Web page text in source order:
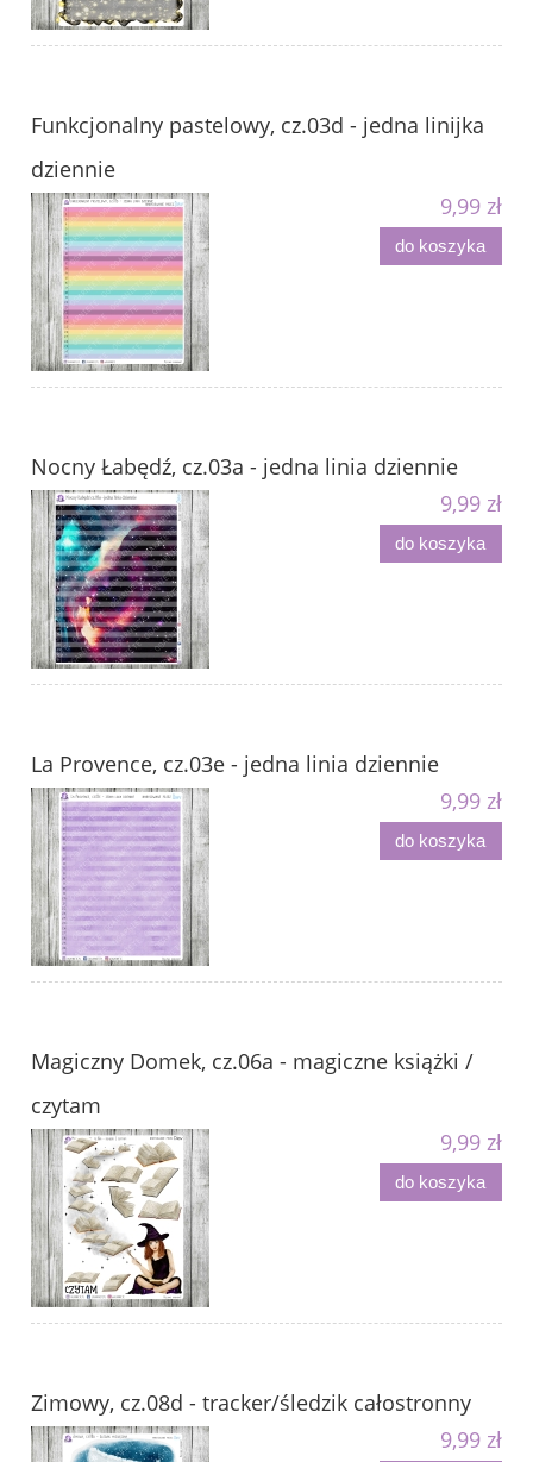
Funkcjonalny pastelowy, cz.03d - jedna linijka
dziennie
9,99 zł
do koszyka
Nocny Łabędź, cz.03a - jedna linia dziennie
9,99 zł
do koszyka
La Provence, cz.03e - jedna linia dziennie
9,99 zł
do koszyka
Magiczny Domek, cz.06a - magiczne książki /
czytam
9,99 zł
do koszyka
Zimowy, cz.08d - tracker/śledzik całostronny
9,99 zł